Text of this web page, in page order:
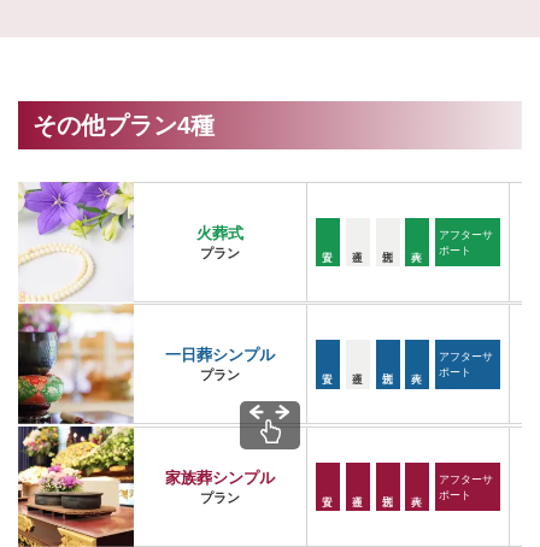
その他プラン4種
火葬式
プラン
アフターサ
ポート
一日葬シンプル
プラン
アフターサ
ポート
家族葬シンプル
プラン
アフターサ
ポート